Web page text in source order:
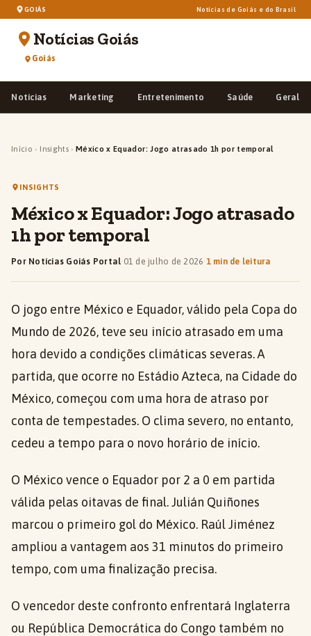
GOIÁS Notícias de Goiás e do Brasil
Notícias Goiás
Goiás
Notícias Marketing Entretenimento Saúde Geral
Início › Insights › México x Equador: Jogo atrasado 1h por temporal
INSIGHTS
México x Equador: Jogo atrasado
1h por temporal
Por Notícias Goiás Portal· 01 de julho de 2026·1 min de leitura
O jogo entre México e Equador, válido pela Copa do
Mundo de 2026, teve seu início atrasado em uma
hora devido a condições climáticas severas. A
partida, que ocorre no Estádio Azteca, na Cidade do
México, começou com uma hora de atraso por
conta de tempestades. O clima severo, no entanto,
cedeu a tempo para o novo horário de início.
O México vence o Equador por 2 a 0 em partida
válida pelas oitavas de final. Julián Quiñones
marcou o primeiro gol do México. Raúl Jiménez
ampliou a vantagem aos 31 minutos do primeiro
tempo, com uma finalização precisa.
O vencedor deste confronto enfrentará Inglaterra
ou República Democrática do Congo também no